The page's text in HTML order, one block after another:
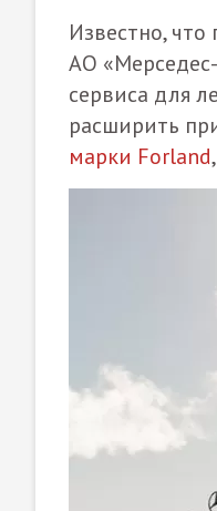
Известно,
АО «Мерседес-
сервиса для
расширить
марки Forland